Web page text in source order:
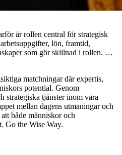
är rollen central för strategisk
lön, framtid,
som gör skillnad i rollen. …
matchningar där expertis,
potential. Genom
strategiska tjänster inom våra
mellan dagens utmaningar och
både människor och
Go the Wise Way.